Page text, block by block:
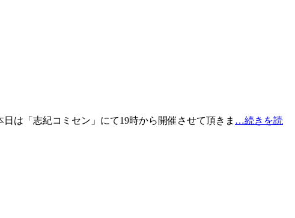
は「志紀コミセン」にて19時から開催させて頂きま …続きを読